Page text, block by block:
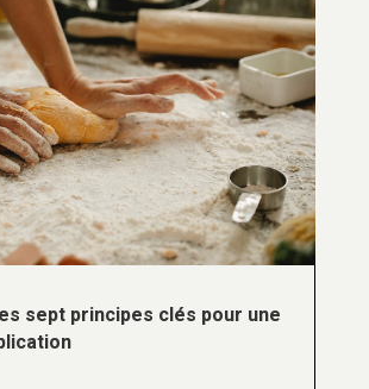
sept principes clés pour une